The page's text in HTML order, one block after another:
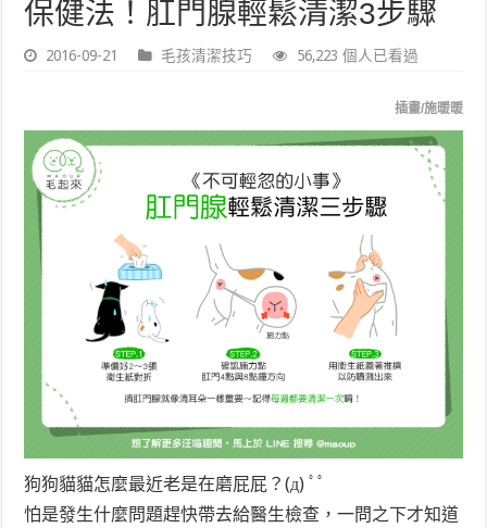
保健法！肛門腺輕鬆清潔3步驟
2016-09-21 毛孩清潔技巧 56,223 個人已看過
插畫/施暖暖
狗狗貓貓怎麼最近老是在磨屁屁？(д) ﾟﾟ
怕是發生什麼問題趕快帶去給醫生檢查，一問之下才知道